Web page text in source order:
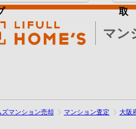
マン
取
ズマンション売却 マンション査定 大阪